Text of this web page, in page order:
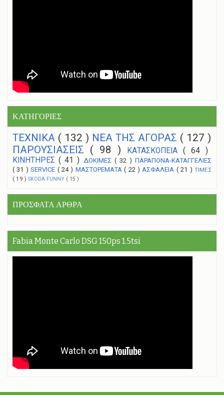
ΚΑΤΗΓΟΡΙΕΣ
ΤΕΧΝΙΚΑ ( 132 ) NEA THΣ ΑΓΟΡΑΣ ( 127 )
ΠΑΡΟΥΣΙΑΣΕΙΣ ( 98 ) ΚΑΤΑΣΚΟΠΕΙΑ ( 64 )
ΚΙΝΗΤΗΡΕΣ( 41 ) ΔΟΚΙΜΕΣ ( 32 ) ΠΑΡΑΠΟΝΑ-ΚΑΤΑΓΓΕΛΙΕΣ
( 31 )SERVICE ( 24 ) ΜΑΣΤΟΡΕΜΑΤΑ( 22 ) ΑΣΦΑΛΕΙΑ ( 21 )ΤΙΜΕΣ
( 19 ) SKODA FUNNY ( 15 )
ΠΡΟΣΦΑΤΑ ΑΡΘΡΑ
Fabia Monte Carlo DSG 150ps 1.5tsi